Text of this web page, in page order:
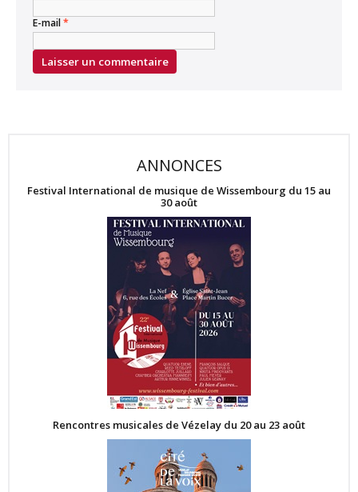
E-mail*
ANNONCES
Festival International de musique de Wissembourg du 15 au
30 août
Rencontres musicales de Vézelay du 20 au 23 août